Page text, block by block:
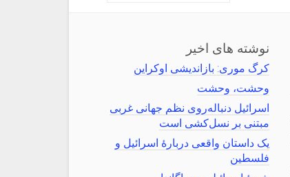
نوشته های اخیر
کرگ موری: بازاندیشی اوکراین
وحشت، وحشت
اسرائیل دنباله‌روی نظم جهانی غربی
مبتنی بر نسل‌کشی است
یک داستان واقعی دربارهٔ اسرائیل و
فلسطین